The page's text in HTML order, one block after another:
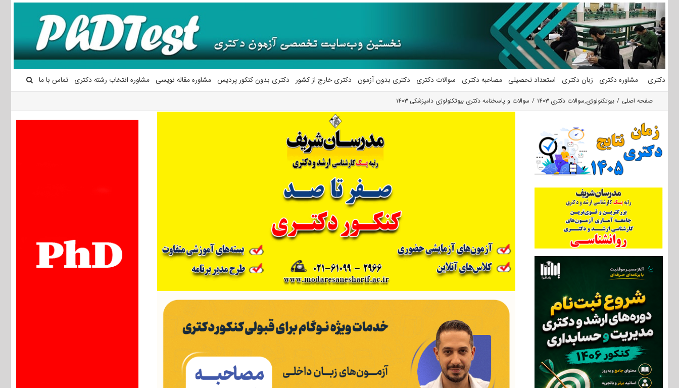
محتوا
دکتری مشاوره دکتری زبان دکتری استعداد تحصیلی مصاحبه دکتری سوالات دکتری دکتری بدون آزمون دکتری خارج از کشور دکتری بدون کنکور پردیس مشاوره مقاله نویسی مشاوره انتخاب رشته دکتری تماس با ما
صفحه اصلی بیوتکنولوژی,سوالات دکتری ۱۴۰۳ سوالات و پاسخنامه دکتری بیوتکنولوژی دامپزشکی ۱۴۰۳